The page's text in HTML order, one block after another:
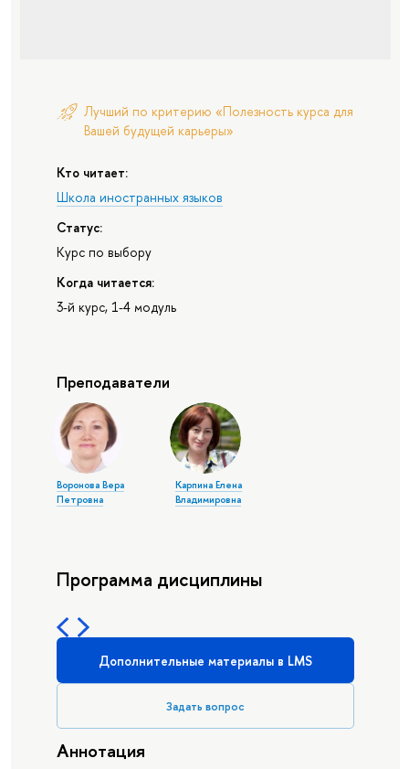
Лучший по критерию «Полезность курса для
Вашей будущей карьеры»
Кто читает:
Школа иностранных языков
Статус:
Курс по выбору
Когда читается:
3-й курс, 1-4 модуль
Преподаватели
Воронова Вера
Петровна
Карпина Елена
Владимировна
Программа дисциплины
Дополнительные материалы в LMS
Задать вопрос
Аннотация